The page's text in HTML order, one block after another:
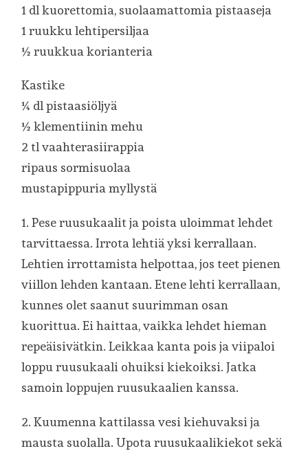
1 dl kuorettomia, suolaamattomia pistaaseja
1 ruukku lehtipersiljaa
½ ruukkua korianteria
Kastike
¼ dl pistaasiöljyä
½ klementiinin mehu
2 tl vaahterasiirappia
ripaus sormisuolaa
mustapippuria myllystä
1. Pese ruusukaalit ja poista uloimmat lehdet
tarvittaessa. Irrota lehtiä yksi kerrallaan.
Lehtien irrottamista helpottaa, jos teet pienen
viillon lehden kantaan. Etene lehti kerrallaan,
kunnes olet saanut suurimman osan
kuorittua. Ei haittaa, vaikka lehdet hieman
repeäisivätkin. Leikkaa kanta pois ja viipaloi
loppu ruusukaali ohuiksi kiekoiksi. Jatka
samoin loppujen ruusukaalien kanssa.
2. Kuumenna kattilassa vesi kiehuvaksi ja
mausta suolalla. Upota ruusukaalikiekot sekä